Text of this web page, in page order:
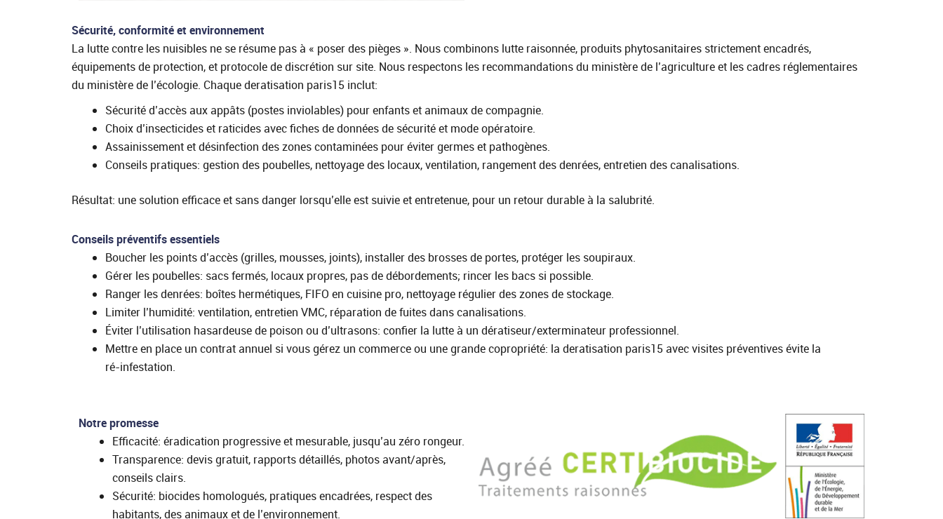
Sécurité, conformité et environnement
La lutte contre les nuisibles ne se résume pas à « poser des pièges ». Nous combinons lutte raisonnée, produits phytosanitaires strictement encadrés,
équipements de protection, et protocole de discrétion sur site. Nous respectons les recommandations du ministère de l’agriculture et les cadres réglementaires
du ministère de l’écologie. Chaque deratisation paris15 inclut:
Sécurité d’accès aux appâts (postes inviolables) pour enfants et animaux de compagnie.
Choix d’insecticides et raticides avec fiches de données de sécurité et mode opératoire.
Assainissement et désinfection des zones contaminées pour éviter germes et pathogènes.
Conseils pratiques: gestion des poubelles, nettoyage des locaux, ventilation, rangement des denrées, entretien des canalisations.
Résultat: une solution efficace et sans danger lorsqu’elle est suivie et entretenue, pour un retour durable à la salubrité.
Conseils préventifs essentiels
Boucher les points d’accès (grilles, mousses, joints), installer des brosses de portes, protéger les soupiraux.
Gérer les poubelles: sacs fermés, locaux propres, pas de débordements; rincer les bacs si possible.
Ranger les denrées: boîtes hermétiques, FIFO en cuisine pro, nettoyage régulier des zones de stockage.
Limiter l’humidité: ventilation, entretien VMC, réparation de fuites dans canalisations.
Éviter l’utilisation hasardeuse de poison ou d’ultrasons: confier la lutte à un dératiseur/exterminateur professionnel.
Mettre en place un contrat annuel si vous gérez un commerce ou une grande copropriété: la deratisation paris15 avec visites préventives évite la
ré‑infestation.
Notre promesse
Efficacité: éradication progressive et mesurable, jusqu’au zéro rongeur.
Transparence: devis gratuit, rapports détaillés, photos avant/après,
conseils clairs.
Sécurité: biocides homologués, pratiques encadrées, respect des
habitants, des animaux et de l’environnement.